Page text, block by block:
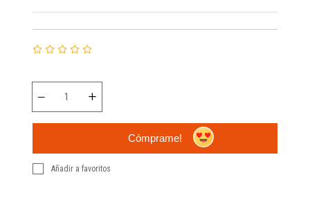
Cómprame!
Añadir a favoritos